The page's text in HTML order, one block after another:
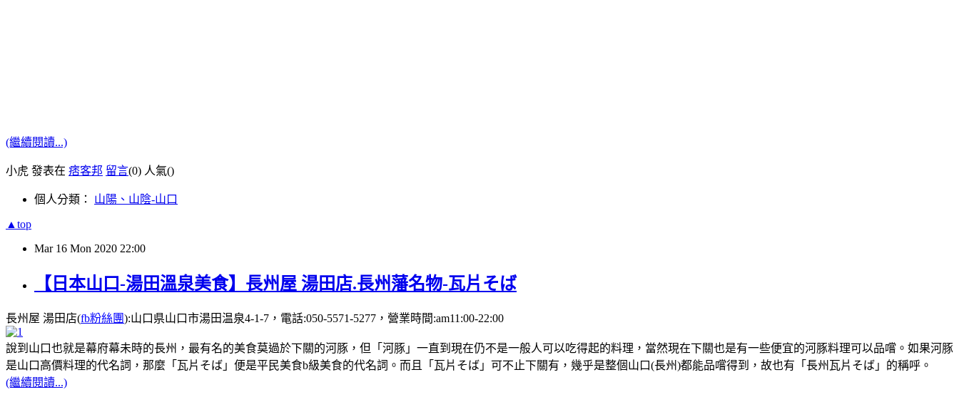
(繼續閱讀...)
小虎 發表在 痞客邦 留言(0) 人氣()
個人分類： 山陽、山陰-山口
▲top
Mar 16 Mon 2020 22:00
【日本山口-湯田溫泉美食】長州屋 湯田店.長州藩名物-瓦片そば
長州屋 湯田店(fb粉絲團):山口県山口市湯田温泉4-1-7，電話:050-5571-5277，營業時間:am11:00-22:00
說到山口也就是幕府幕未時的長州，最有名的美食莫過於下關的河豚，但「河豚」一直到現在仍不是一般人可以吃得起的料理，當然現在下關也是有一些便宜的河豚料理可以品嚐。如果河豚
是山口高價料理的代名詞，那麼「瓦片そば」便是平民美食b級美食的代名詞。而且「瓦片そば」可不止下關有，幾乎是整個山口(長州)都能品嚐得到，故也有「長州瓦片そば」的稱呼。
(繼續閱讀...)